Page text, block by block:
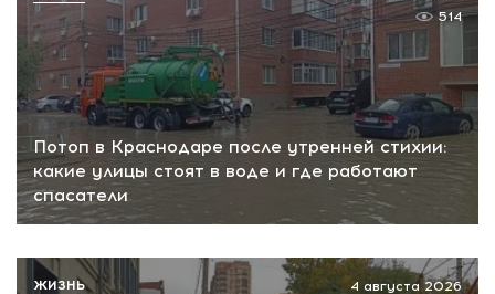
Потоп в Краснодаре после утренней стихии:
какие улицы стоят в воде и где работают
спасатели
514
4 августа 2026
ЖИЗНЬ